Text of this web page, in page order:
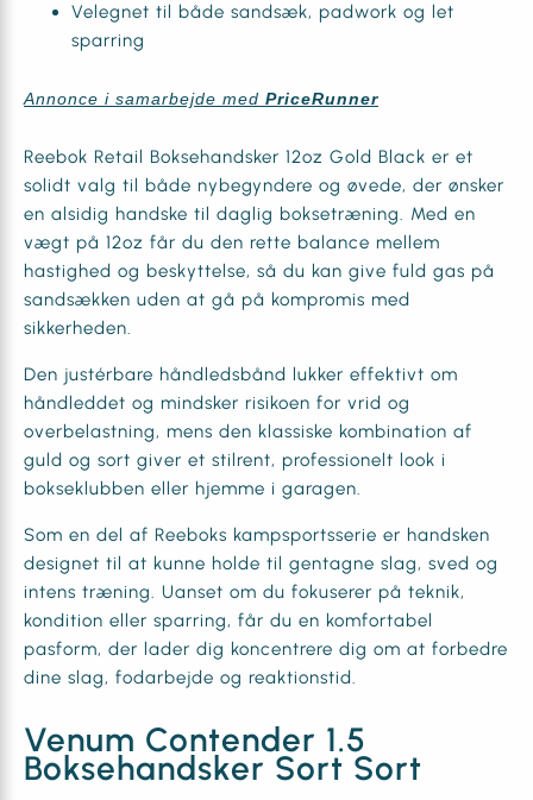
Velegnet til både sandsæk, padwork og let
sparring
Annonce i samarbejde med PriceRunner
Reebok Retail Boksehandsker 12oz Gold Black er et
solidt valg til både nybegyndere og øvede, der ønsker
en alsidig handske til daglig boksetræning. Med en
vægt på 12oz får du den rette balance mellem
hastighed og beskyttelse, så du kan give fuld gas på
sandsækken uden at gå på kompromis med
sikkerheden.
Den justérbare håndledsbånd lukker effektivt om
håndleddet og mindsker risikoen for vrid og
overbelastning, mens den klassiske kombination af
guld og sort giver et stilrent, professionelt look i
bokseklubben eller hjemme i garagen.
Som en del af Reeboks kampsportsserie er handsken
designet til at kunne holde til gentagne slag, sved og
intens træning. Uanset om du fokuserer på teknik,
kondition eller sparring, får du en komfortabel
pasform, der lader dig koncentrere dig om at forbedre
dine slag, fodarbejde og reaktionstid.
Venum Contender 1.5
Boksehandsker Sort Sort